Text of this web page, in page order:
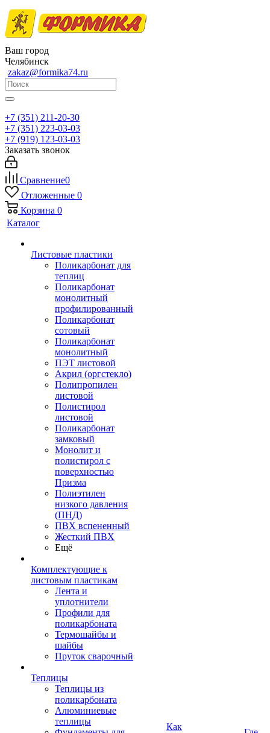
Ваш город
Челябинск
zakaz@formika74.ru
+7 (351) 211-20-30
+7 (351) 223-03-03
+7 (919) 123-03-03
Заказать звонок
Сравнение0
Отложенные 0
Корзина 0
Каталог
Листовые пластики
Поликарбонат для
теплиц
Поликарбонат
монолитный
профилированный
Поликарбонат
сотовый
Поликарбонат
монолитный
ПЭТ листовой
Акрил (оргстекло)
Полипропилен
листовой
Полистирол
листовой
Поликарбонат
замковый
Монолит и
полистирол с
поверхностью
Призма
Полиэтилен
низкого давления
(ПНД)
ПВХ вспененный
Жесткий ПВХ
Ещё
Комплектующие к
листовым пластикам
Лента и
уплотнители
Профили для
поликарбоната
Термошайбы и
шайбы
Пруток сварочный
Теплицы
Теплицы из
поликарбоната
Алюминиевые
теплицы
Как